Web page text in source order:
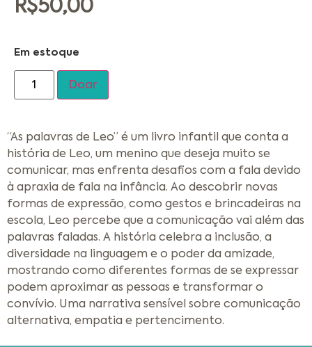
R$50,00
Em estoque
Doar
“As palavras de Leo” é um livro infantil que conta a
história de Leo, um menino que deseja muito se
comunicar, mas enfrenta desafios com a fala devido
à apraxia de fala na infância. Ao descobrir novas
formas de expressão, como gestos e brincadeiras na
escola, Leo percebe que a comunicação vai além das
palavras faladas. A história celebra a inclusão, a
diversidade na linguagem e o poder da amizade,
mostrando como diferentes formas de se expressar
podem aproximar as pessoas e transformar o
convívio. Uma narrativa sensível sobre comunicação
alternativa, empatia e pertencimento.